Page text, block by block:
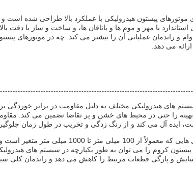
پیستون هیدرولیکی با عملکرد بالا طراحی شده است
کروم سخت 20-30 میکرون، سازگاری استاندارد با مهر و موم ها و یاتاقان ها، و
و راندمان عملیاتی آن را بیشتر می کند. چه در موتورهای
می دهد.
هیدرولیکی مختلف به دلیل مقاومت در برابر خوردگی
را حتی در محیط های خشن و پر تقاضا تضمین می کند. مقاومت
ایده آل می کند و از زنگ زدگی و تخریب در طول زمان
این میله پیستون سیلندر هیدرولیکی بسیار
کروم را می توان به طور یکپارچه در سیستم های
سایش و پارگی قطعات مرتبط را کاهش می دهد و راندمان کلی